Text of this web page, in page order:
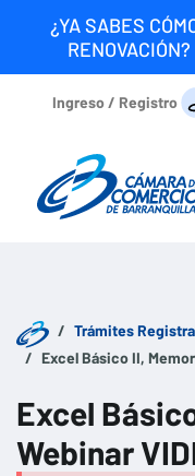
¿YA SABES
Ingreso / Registro
Trámites
Excel Básico II,
Excel
Webinar